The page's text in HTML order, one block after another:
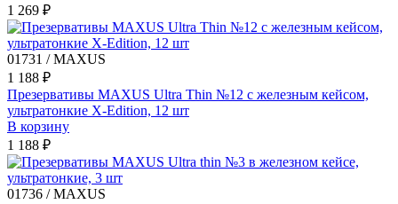
1 269 ₽
01731 / MAXUS
1 188 ₽
Презервативы MAXUS Ultra Thin №12 с железным кейсом,
ультратонкие X-Edition, 12 шт
В корзину
1 188 ₽
01736 / MAXUS